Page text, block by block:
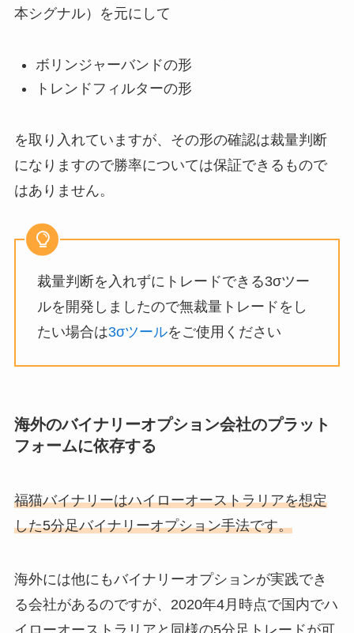
本シグナル）を元にして
ボリンジャーバンドの形
トレンドフィルターの形
を取り入れていますが、その形の確認は裁量判断
になりますので勝率については保証できるもので
はありません。
裁量判断を入れずにトレードできる3σツー
ルを開発しましたので無裁量トレードをし
たい場合は3σツールをご使用ください
海外のバイナリーオプション会社のプラット
フォームに依存する
福猫バイナリーはハイローオーストラリアを想定
した5分足バイナリーオプション手法です。
海外には他にもバイナリーオプションが実践でき
る会社があるのですが、2020年4月時点で国内でハ
イローオーストラリアと同様の5分足トレードが可